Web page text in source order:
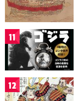
11
12